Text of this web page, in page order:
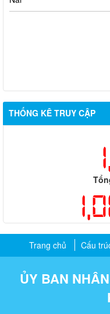
THỐNG KÊ TRUY CẬP
Trang chủ Cấu
ỦY BAN